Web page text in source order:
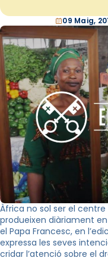
09 Maig,
Àfrica no sol ser el
produeixen diàriament
el Papa Francesc, en
expressa les seves
cridar l’atenció sobre el